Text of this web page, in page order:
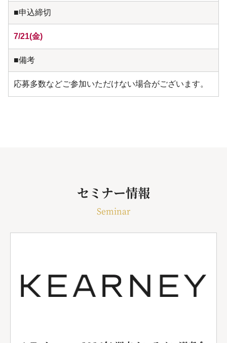
■申込締切
7/21(金)
■備考
応募多数などご参加いただけない場合がございます。
セミナー情報
Seminar